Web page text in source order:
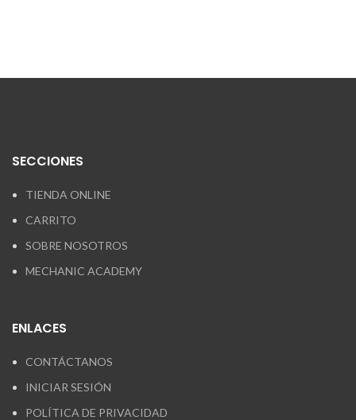
SECCIONES
TIENDA ONLINE
CARRITO
SOBRE NOSOTROS
MECHANIC ACADEMY
ENLACES
CONTÁCTANOS
INICIAR SESIÓN
POLÍTICA DE PRIVACIDAD